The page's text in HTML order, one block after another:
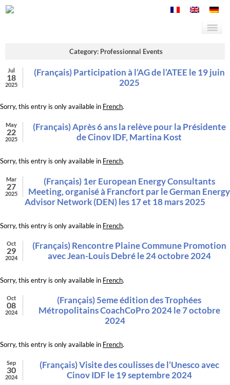
Category: Professionnal Events
Jul
18
2025
(Français) Participation à l’AG de l’ATEE le 19 juin
2025
Sorry, this entry is only available in French.
May
22
2025
(Français) Après 6 ans la relève pour la Présidente
de Cinov IDF, Martina Kost
Sorry, this entry is only available in French.
Mar
27
2025
(Français) 1er European Energy Consultants
Meeting, organisé à Francfort par le German Energy
Advisor Network (DEN) les 17 et 18 mars 2025
Sorry, this entry is only available in French.
Oct
29
2024
(Français) Rencontre Plaine Commune Promotion
avec Jean-Louis Debré le 24 octobre 2024
Sorry, this entry is only available in French.
Oct
08
2024
(Français) 5eme édition des Trophées
Métropolitains CoachCoPro 2024 le 7 octobre
2024
Sorry, this entry is only available in French.
Sep
30
2024
(Français) Visite des coulisses de l’Unesco avec
Cinov IDF le 19 septembre 2024